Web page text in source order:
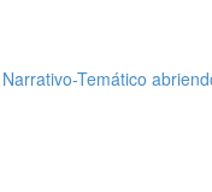
Temático